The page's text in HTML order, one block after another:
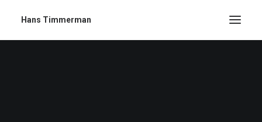
Hans Timmerman